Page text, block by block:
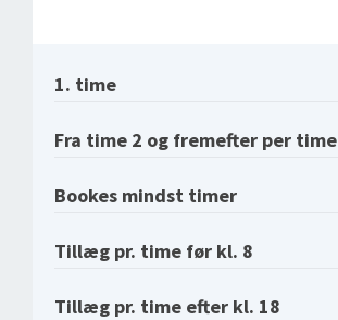
1. time
Fra time 2 og fremefter per time
Bookes mindst timer
Tillæg pr. time før kl. 8
Tillæg pr. time efter kl. 18